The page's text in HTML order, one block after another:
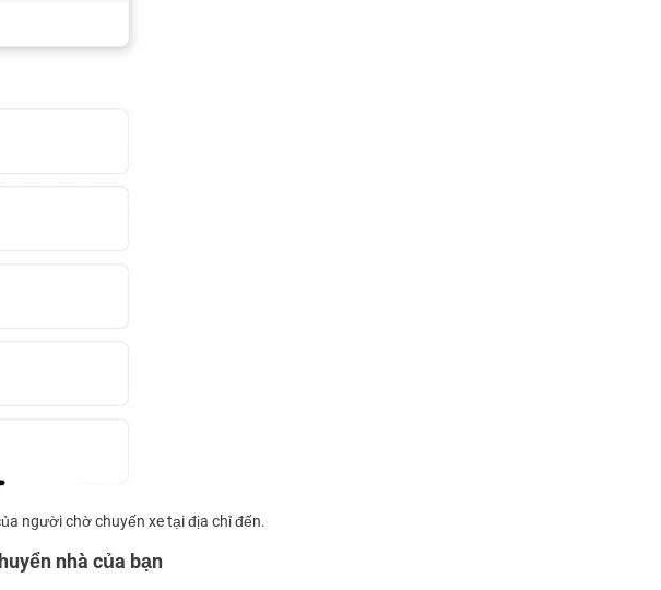
người chờ chuyến xe tại địa chỉ đến.
nhà của bạn